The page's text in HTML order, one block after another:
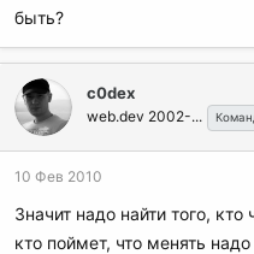
быть?
c0dex
web.dev 2002-...
10 Фев 2010
Значит надо найти того, кто
кто поймет, что менять